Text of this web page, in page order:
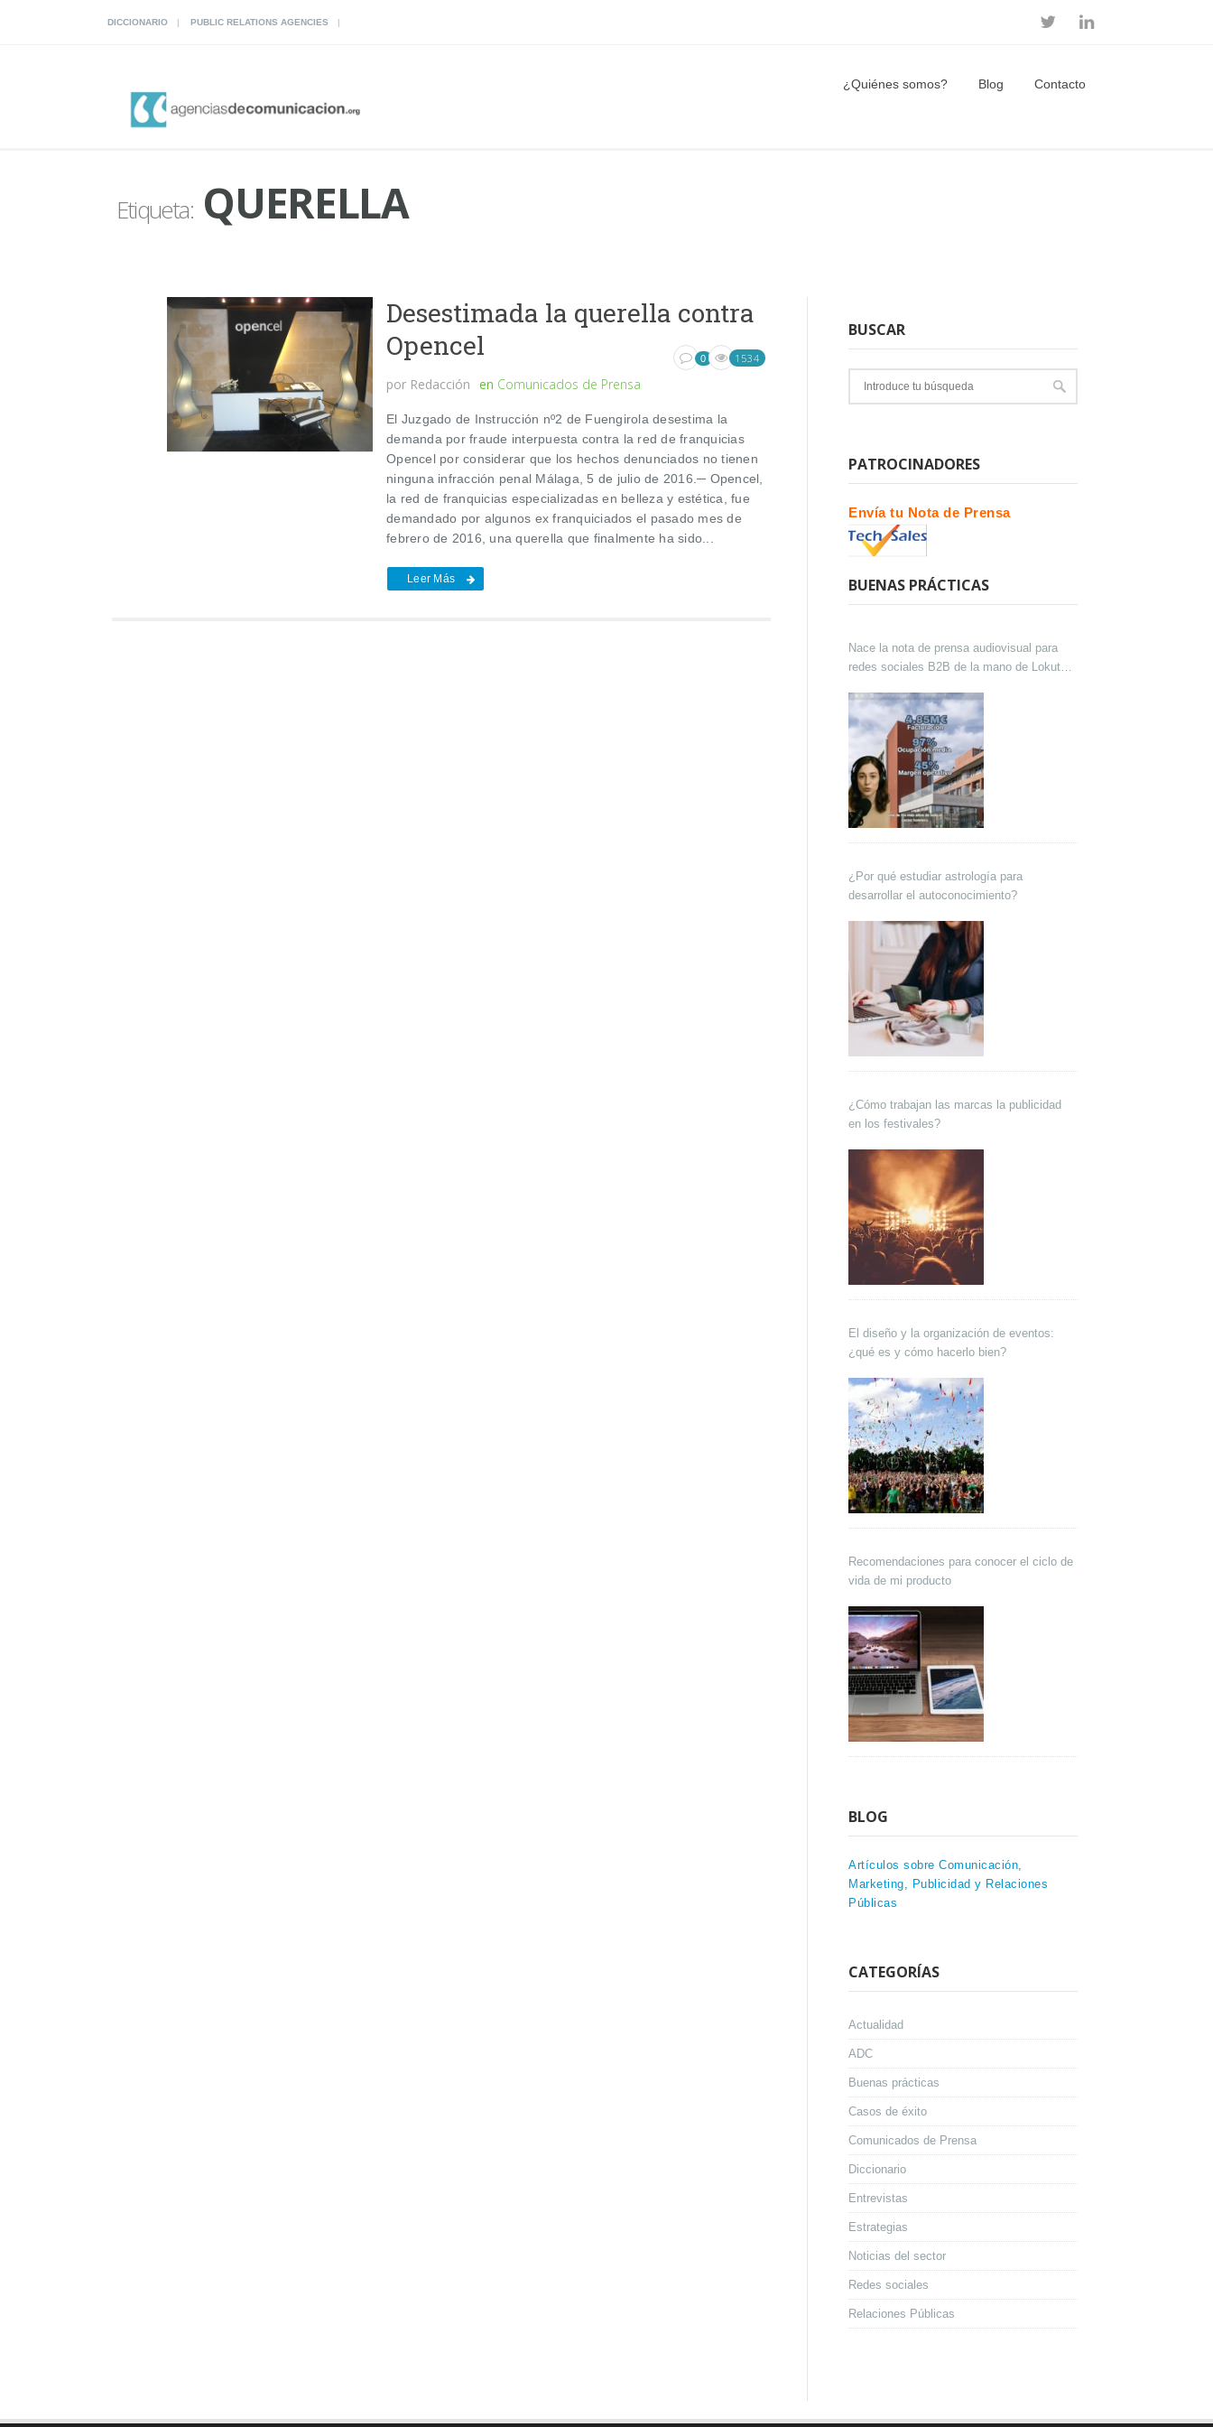
DICCIONARIO PUBLIC RELATIONS AGENCIES
¿Quiénes somos? Blog Contacto
Etiqueta:QUERELLA
Desestimada la querella contra
Opencel
por Redacción en Comunicados de Prensa
0 1534
El Juzgado de Instrucción nº2 de Fuengirola desestima la
demanda por fraude interpuesta contra la red de franquicias
Opencel por considerar que los hechos denunciados no tienen
ninguna infracción penal Málaga, 5 de julio de 2016.─ Opencel,
la red de franquicias especializadas en belleza y estética, fue
demandado por algunos ex franquiciados el pasado mes de
febrero de 2016, una querella que finalmente ha sido...
Leer Más
BUSCAR
PATROCINADORES
Envía tu Nota de Prensa
BUENAS PRÁCTICAS
Nace la nota de prensa audiovisual para
redes sociales B2B de la mano de Lokutor
¿Por qué estudiar astrología para
desarrollar el autoconocimiento?
¿Cómo trabajan las marcas la publicidad
en los festivales?
El diseño y la organización de eventos:
¿qué es y cómo hacerlo bien?
Recomendaciones para conocer el ciclo de
vida de mi producto
BLOG
Artículos sobre Comunicación,
Marketing, Publicidad y Relaciones
Públicas
CATEGORÍAS
Actualidad
ADC
Buenas prácticas
Casos de éxito
Comunicados de Prensa
Diccionario
Entrevistas
Estrategias
Noticias del sector
Redes sociales
Relaciones Públicas